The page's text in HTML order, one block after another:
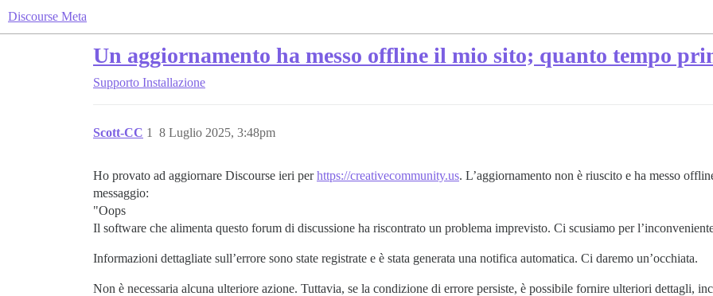
Discourse Meta
Un aggiornamento ha messo offline il mio sito; quanto tempo
Supporto Installazione
Scott-CC 8 Luglio 2025, 3:48pm
1
Ho provato ad aggiornare Discourse ieri perhttps://creativecommunity.us. L’aggiornamento non è riuscito e ha messo
messaggio:
"Oops
Il software che alimenta questo forum di discussione ha riscontrato un problema imprevisto. Ci scusiamo per
Informazioni dettagliate sull’errore sono state registrate e è stata generata una notifica automatica. Ci daremo un’occhiata.
Non è necessaria alcuna ulteriore azione. Tuttavia, se la condizione di errore persiste, è possibile fornire ulteriori dettagli,